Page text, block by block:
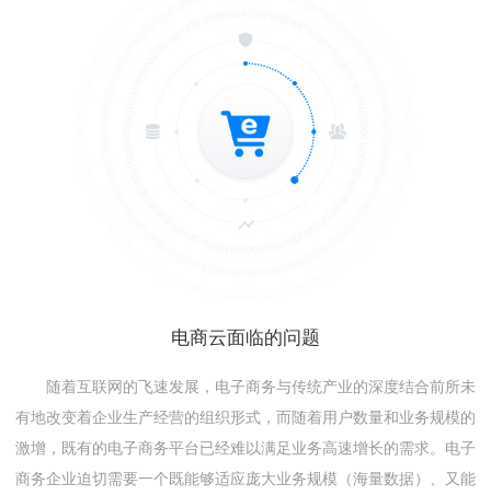
电商云面临的问题
随着互联网的飞速发展，电子商务与传统产业的深度结合前所未
有地改变着企业生产经营的组织形式，而随着用户数量和业务规模的
激增，既有的电子商务平台已经难以满足业务高速增长的需求。电子
商务企业迫切需要一个既能够适应庞大业务规模（海量数据）、又能